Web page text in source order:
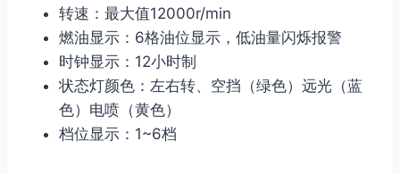
转速：最大值12000r/min
燃油显示：6格油位显示，低油量闪烁报警
时钟显示：12小时制
状态灯颜色：左右转、空挡（绿色）远光（蓝
色）电喷（黄色）
档位显示：1~6档